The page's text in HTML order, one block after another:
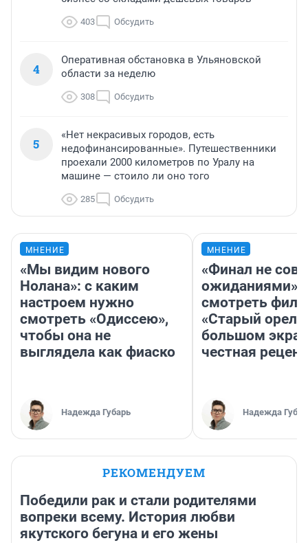
403 Обсудить
4
Оперативная обстановка в Ульяновской
области за неделю
308 Обсудить
5
«Нет некрасивых городов, есть
недофинансированные». Путешественники
проехали 2000 километров по Уралу на
машине — стоило ли оно того
285 Обсудить
МНЕНИЕ
«Мы видим нового
Нолана»: с каким
настроем нужно
смотреть «Одиссею»,
чтобы она не
выглядела как фиаско
Надежда Губарь
МНЕНИЕ
«Финал не
ожиданиями»:
смотреть
«Старый орел»
большом
честная
Надежда
РЕКОМЕНДУЕМ
Победили рак и стали родителями
вопреки всему. История любви
якутского бегуна и его жены